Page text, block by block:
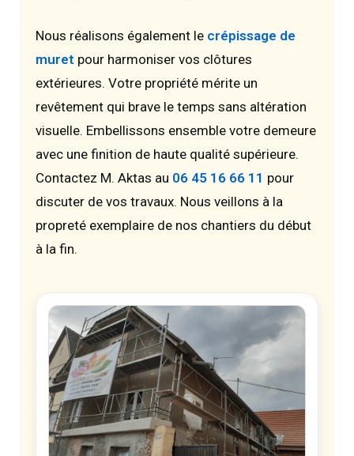
Nous réalisons également le crépissage de
muret pour harmoniser vos clôtures
extérieures. Votre propriété mérite un
revêtement qui brave le temps sans altération
visuelle. Embellissons ensemble votre demeure
avec une finition de haute qualité supérieure.
Contactez M. Aktas au 06 45 16 66 11 pour
discuter de vos travaux. Nous veillons à la
propreté exemplaire de nos chantiers du début
à la fin.